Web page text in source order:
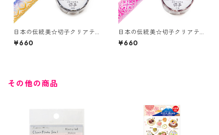
日本の伝統美☆切子クリアテ
ープ☆GR-4104☆綺羅☆ホロ
グラム箔☆20mm
¥660
日本の伝統美☆切子クリアテ
ープ☆GR-4105☆万寿☆ホロ
グラム箔☆20mm
¥660
その他の商品